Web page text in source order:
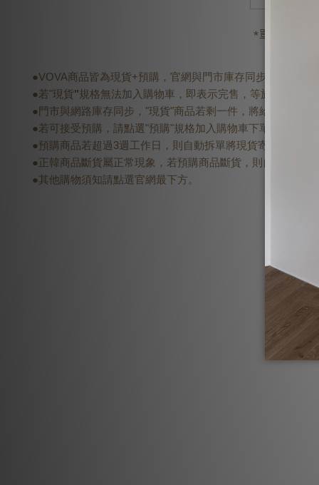
●VOVA商品皆為現貨+預購，官網與門市庫存同步，現貨會
●若"現貨"規格無法加入購物車，即表示完售，等於門市也完
●門市與網路庫存同步，"現貨"商品若剩一件，將給予"優先
●若可接受預購，請點選"預購"規格加入購物車下單，預購
●預購商品若超過3週工作日，則自動拆單將現貨寄出，預購
●正韓商品斷貨屬正常現象，若預購商品斷貨，則自動將現
●其他購物須知請點選官網最下方。